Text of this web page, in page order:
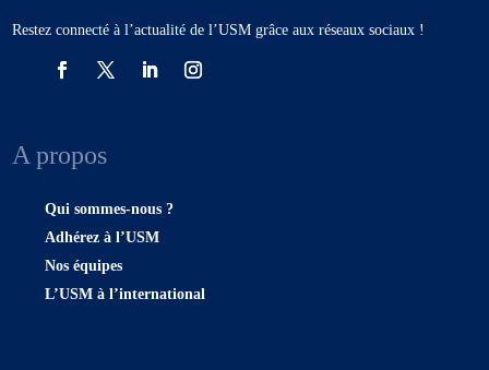
Restez connecté à l’actualité de l’USM grâce aux réseaux sociaux !
A propos
Qui sommes-nous ?
Adhérez à l’USM
Nos équipes
L’USM à l’international